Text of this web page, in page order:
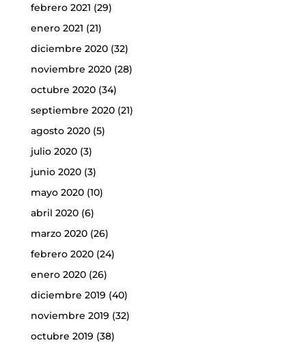
febrero 2021 (29)
enero 2021 (21)
diciembre 2020(32)
noviembre 2020(28)
octubre 2020(34)
septiembre 2020(21)
agosto 2020(5)
julio 2020(3)
junio 2020(3)
mayo 2020(10)
abril 2020(6)
marzo 2020(26)
febrero 2020(24)
enero 2020(26)
diciembre 2019 (40)
noviembre 2019 (32)
octubre 2019 (38)